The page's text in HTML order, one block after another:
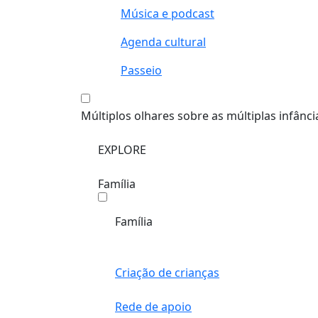
Música e podcast
Agenda cultural
Passeio
Múltiplos olhares sobre as múltiplas
EXPLORE
Família
Família
Criação de crianças
Rede de apoio